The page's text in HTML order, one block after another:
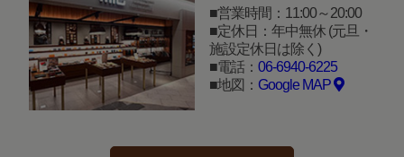
営業時間：11:00～20:00
定休日：年中無休 (元旦・
施設定休日は除く)
電話： 06-6940-6225
地図： Google MAP